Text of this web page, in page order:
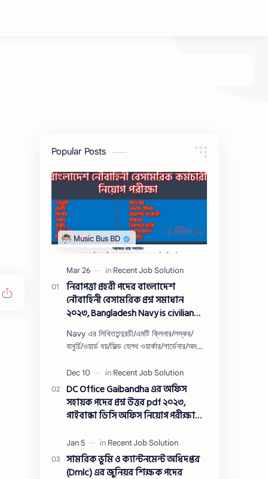
Popular Posts
নিরাপত্তা প্রহরী পদের বাংলাদেশ
নৌবাহিনী বেসামরিক প্রশ্ন সমাধান
২০২৩, Bangladesh Navy is civilian
Security guard post job exam
question solution 2023
Navy এর লিখিততন্দুরচী/এমটি ক্লিনার/লস্কর/
বাবুর্চি/ওয়ার্ড বয়/ফিল্ড হেলথ ওয়ার্কার/গার্ডেনার/অদক্ষ
ওয়াসারম্যা…
DC Office Gaibandha এর অফিস
সহায়ক পদের প্রশ্ন উত্তর pdf ২০২৩,
গাইবান্ধা ডিসি অফিস নিয়োগ পরীক্ষা
২০২৩
সামরিক ভূমি ও ক্যান্টনমেন্ট অধিদপ্তর
(Dmlc) এর জুনিয়র শিক্ষক পদের